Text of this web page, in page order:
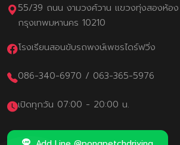
55/39 ถนน งามวงศ์วาน แขวงทุ่งสองห้อ
กรุงเทพมหานคร 10210
โรงเรียนสอนขับรถพงษ์เพชรไดร์ฟวิ่ง
086-340-6970 / 063-365-5976
เปิดทุกวัน 07:00 - 20:00 น.